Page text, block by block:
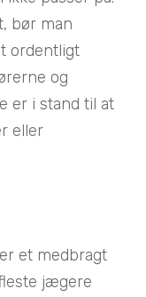
bør man
ordentligt
og
er i stand til at
eller
et medbragt
jægere